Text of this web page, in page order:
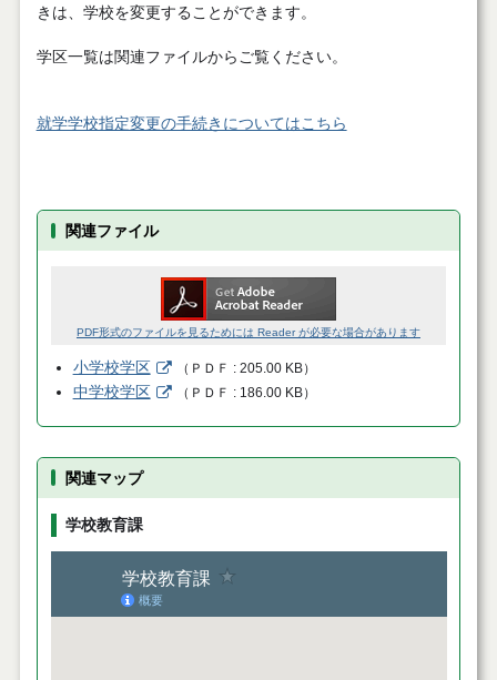
きは、学校を変更することができます。
学区一覧は関連ファイルからご覧ください。
就学学校指定変更の手続きについてはこちら
関連ファイル
PDF形式のファイルを見るためには Reader が必要な場合があります
小学校学区 （ ＰＤＦ 205.00 KB）
中学校学区 （ ＰＤＦ 186.00 KB）
関連マップ
学校教育課